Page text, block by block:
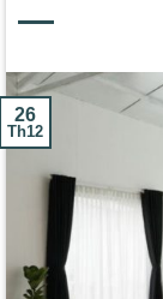
26
Th12